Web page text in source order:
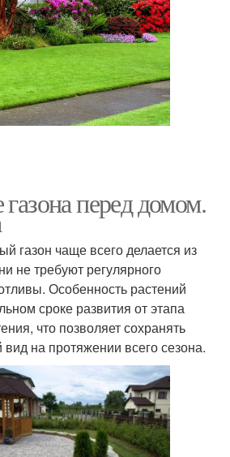
перед домом.
газон чаще всего делается из
не требуют регулярного
Особенность растений
сроке развития от этапа
что позволяет сохранять
на протяжении всего сезона.